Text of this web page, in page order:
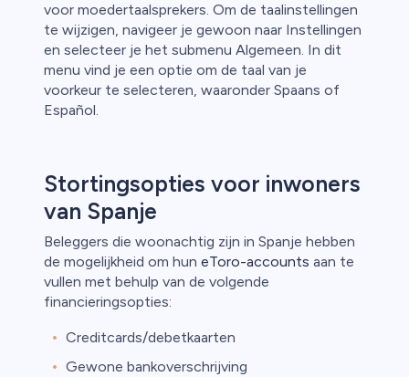
voor moedertaalsprekers. Om de taalinstellingen
te wijzigen, navigeer je gewoon naar Instellingen
en selecteer je het submenu Algemeen. In dit
menu vind je een optie om de taal van je
voorkeur te selecteren, waaronder Spaans of
Español.
Stortingsopties voor inwoners
van Spanje
Beleggers die woonachtig zijn in Spanje hebben
de mogelijkheid om hun eToro-accounts aan te
vullen met behulp van de volgende
financieringsopties:
Creditcards/debetkaarten
Gewone bankoverschrijving